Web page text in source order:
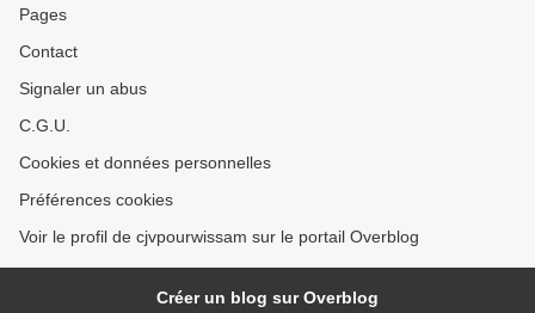
Pages
Contact
Signaler un abus
C.G.U.
Cookies et données personnelles
Préférences cookies
Voir le profil de cjvpourwissam sur le portail Overblog
Créer un blog sur Overblog